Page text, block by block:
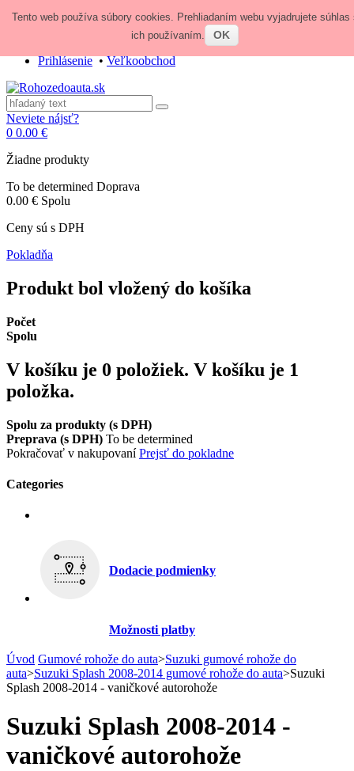
Zavolajte nám:+421 948 84 64 64
obchod@rohozedoauta.sk
Prihlásenie•Veľkoobchod
Neviete nájsť?
0 0.00 €
Žiadne produkty
To be determined Doprava
0.00 € Spolu
Ceny sú s DPH
Pokladňa
Produkt bol vložený do košíka
Počet
Spolu
V košíku je 0 položiek. V košíku je 1
položka.
Spolu za produkty (s DPH)
Preprava (s DPH) To be determined
Pokračovať v nakupovaníPrejsť do pokladne
Categories
Dodacie podmienky
Možnosti platby
Úvod Gumové rohože do auta>Suzuki gumové rohože do
auta>Suzuki Splash 2008-2014 gumové rohože do auta>Suzuki
Splash 2008-2014 - vaničkové autorohože
Suzuki Splash 2008-2014 -
vaničkové autorohože
Tento web používa súbory cookies. Prehliadaním webu vyjadrujete súhlas
ich používaním.
OK